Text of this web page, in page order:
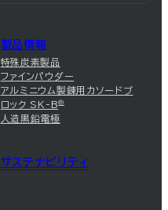
製品情報
特殊炭素製品
ファインパウダー
アルミニウム製錬用カソードブ
ロック SK-B®
人造黒鉛電極
サステナビリティ